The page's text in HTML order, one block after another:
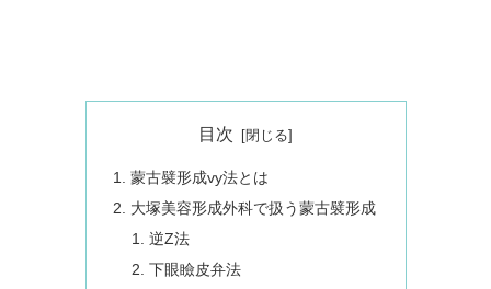
目次
蒙古襞形成vy法とは
大塚美容形成外科で扱う蒙古襞形成
逆Z法
下眼瞼皮弁法